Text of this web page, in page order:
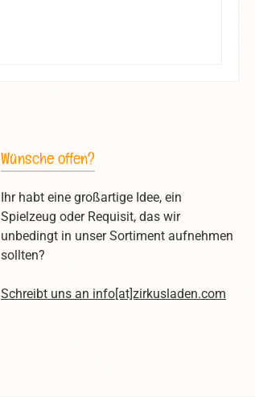
Wünsche offen?
Ihr habt eine großartige Idee, ein
Spielzeug oder Requisit, das wir
unbedingt in unser Sortiment aufnehmen
sollten?
Schreibt uns an info[at]zirkusladen.com